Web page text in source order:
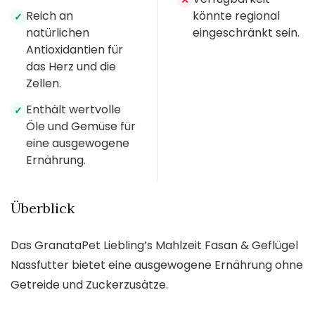
✓ Reich an
natürlichen
Antioxidantien für
das Herz und die
Zellen.
✓ Enthält wertvolle
Öle und Gemüse für
eine ausgewogene
Ernährung.
könnte regional
eingeschränkt sein.
Überblick
Das GranataPet Liebling’s Mahlzeit Fasan & Geflügel
Nassfutter bietet eine ausgewogene Ernährung ohne
Getreide und Zuckerzusätze.